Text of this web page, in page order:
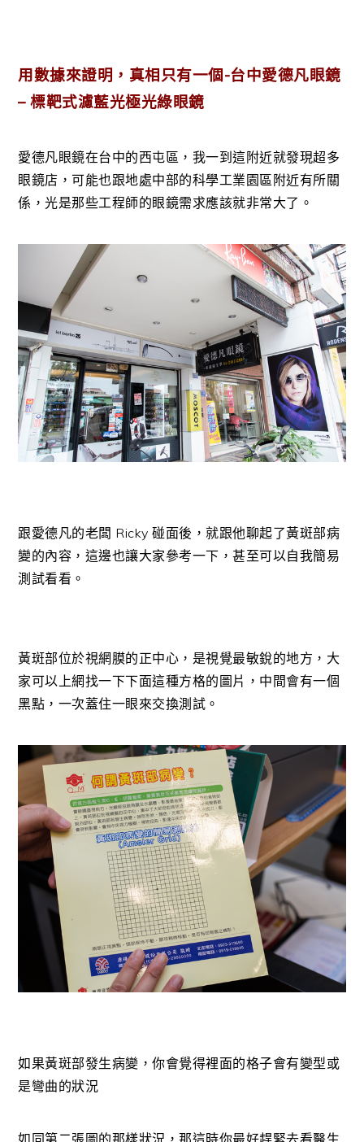
用數據來證明，真相只有一個-台中愛德凡眼鏡
– 標靶式濾藍光極光綠眼鏡
愛德凡眼鏡在台中的西屯區，我一到這附近就發現超多
眼鏡店，可能也跟地處中部的科學工業園區附近有所關
係，光是那些工程師的眼鏡需求應該就非常大了。
跟愛德凡的老闆 Ricky 碰面後，就跟他聊起了黃斑部病
變的內容，這邊也讓大家參考一下，甚至可以自我簡易
測試看看。
黃斑部位於視網膜的正中心，是視覺最敏銳的地方，大
家可以上網找一下下面這種方格的圖片，中間會有一個
黑點，一次蓋住一眼來交換測試。
如果黃斑部發生病變，你會覺得裡面的格子會有變型或
是彎曲的狀況
如同第二張圖的那樣狀況，那這時你最好趕緊去看醫生